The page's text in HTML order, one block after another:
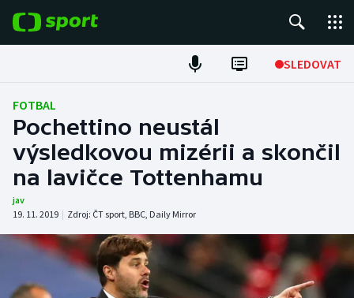
SLEDOVAT
Fotbal
Hokej
Tenis
Atletika
Cyklistika
DALŠÍ SPORTY
FOTBAL
Pochettino neustál
výsledkovou mizérii a skončil
na lavičce Tottenhamu
jav
19. 11. 2019 | Zdroj: ČT sport, BBC, Daily Mirror